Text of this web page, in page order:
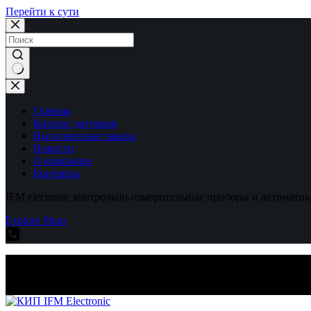
Перейти к сути
Ничего
не
найденоГлавная
Каталог датчиков
Выполненные заказы
Новости
О компании
Контакты
IFM electronic контрольно-измерительные приборы и
Explore Shop